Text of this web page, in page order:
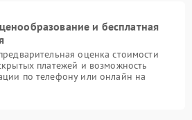
и бесплатная
оценка стоимости
платежей и возможность
по телефону или онлайн на